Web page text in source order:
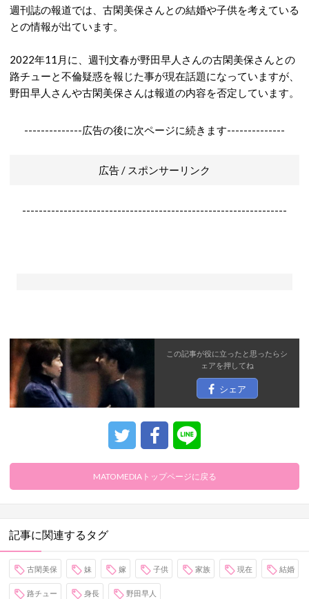
週刊誌の報道では、古閑美保さんとの結婚や子供を考えている
との情報が出ています。
2022年11月に、週刊文春が野田早人さんの古閑美保さんとの
路チューと不倫疑惑を報じた事が現在話題になっていますが、
野田早人さんや古閑美保さんは報道の内容を否定しています。
--------------広告の後に次ページに続きます--------------
広告 / スポンサーリンク
----------------------------------------------------------------
この記事が役に立ったと思ったらシ
ェアを押してね
シェア
MATOMEDIAトップページに戻る
記事に関連するタグ
古閑美保 妹 嫁 子供 家族 現在 結婚
路チュー 身長 野田早人